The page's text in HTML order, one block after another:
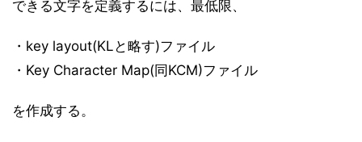
できる文字を定義するには、最低限、
・key layout(KLと略す)ファイル
・Key Character Map(同KCM)ファイル
を作成する。